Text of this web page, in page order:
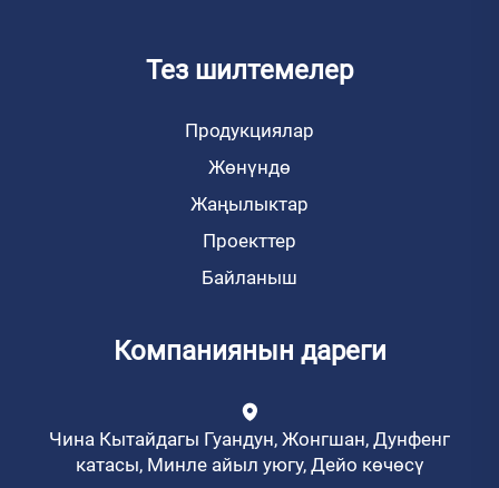
Тез шилтемелер
Продукциялар
Жөнүндө
Жаңылыктар
Проекттер
Байланыш
Компаниянын дареги
Чина Кытайдагы Гуандун, Жонгшан, Дунфенг
катасы, Минле айыл уюгу, Дейо көчөсү